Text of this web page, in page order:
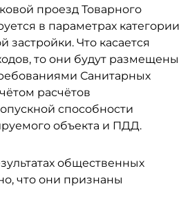
проезд Товарного
в параметрах категории
Что касается
то они будут размещены
Санитарных
расчётов
способности
объекта и ПДД.
общественных
что они признаны